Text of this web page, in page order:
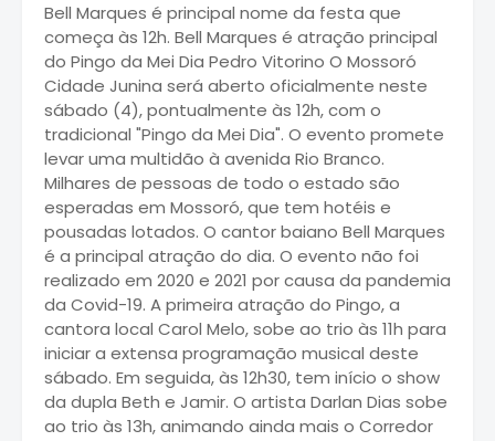
Bell Marques é principal nome da festa que
começa às 12h. Bell Marques é atração principal
do Pingo da Mei Dia Pedro Vitorino O Mossoró
Cidade Junina será aberto oficialmente neste
sábado (4), pontualmente às 12h, com o
tradicional "Pingo da Mei Dia". O evento promete
levar uma multidão à avenida Rio Branco.
Milhares de pessoas de todo o estado são
esperadas em Mossoró, que tem hotéis e
pousadas lotados. O cantor baiano Bell Marques
é a principal atração do dia. O evento não foi
realizado em 2020 e 2021 por causa da pandemia
da Covid-19. A primeira atração do Pingo, a
cantora local Carol Melo, sobe ao trio às 11h para
iniciar a extensa programação musical deste
sábado. Em seguida, às 12h30, tem início o show
da dupla Beth e Jamir. O artista Darlan Dias sobe
ao trio às 13h, animando ainda mais o Corredor